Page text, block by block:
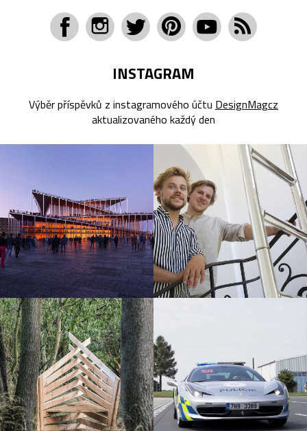
INSTAGRAM
Výběr příspěvků z instagramového účtu DesignMagcz
aktualizovaného každý den